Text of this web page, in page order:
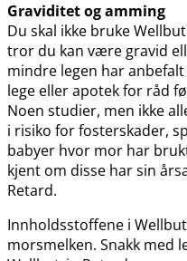
Graviditet og amming
Du skal ikke bruke
tror du kan være gravid
mindre legen har
lege eller apotek for råd
Noen studier, men ikke
i risiko for fosterskader,
babyer hvor mor har
kjent om disse har sin
Retard.
Innholdsstoffene i
morsmelken. Snakk med